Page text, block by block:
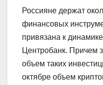
Россияне держат
финансовых
привязана к
Центробанк. Причем
объем таких
октябре объем